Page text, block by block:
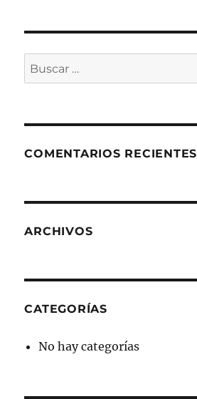
Buscar
por:
COMENTARIOS RECIENTES
ARCHIVOS
CATEGORÍAS
No hay categorías